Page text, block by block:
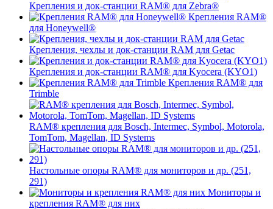
Крепления и док-станции RAM® для Zebra®
Крепления RAM®
для Honeywell®
Крепления, чехлы и док-станции RAM для Getac
Крепления и док-станции RAM® для Kyocera (KYO1)
Крепления RAM® для
Trimble
RAM® крепления для Bosch, Intermec, Symbol, Motorola,
TomTom, Magellan, ID Systems
Настольные опоры RAM® для мониторов и др. (251,
291)
Мониторы и
крепления RAM® для них